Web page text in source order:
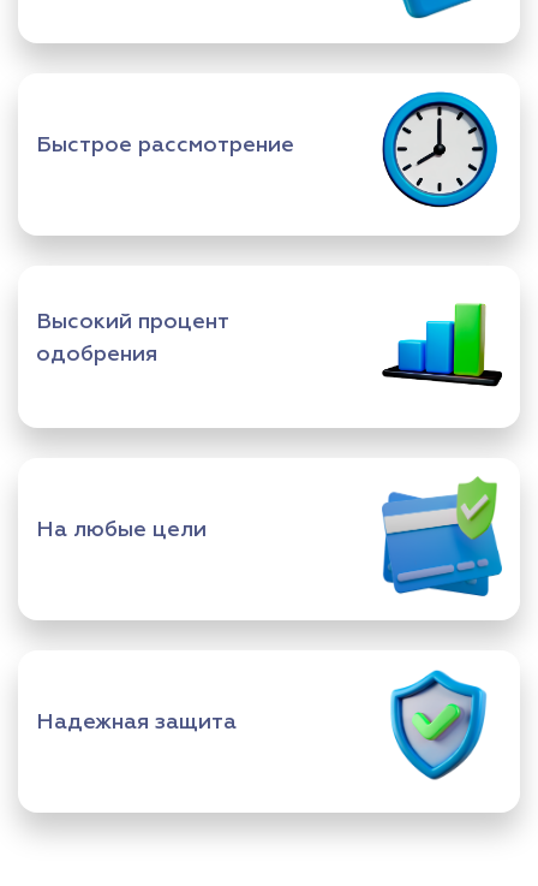
Быстрое рассмотрение
Высокий процент
одобрения
На любые цели
Надежная защита